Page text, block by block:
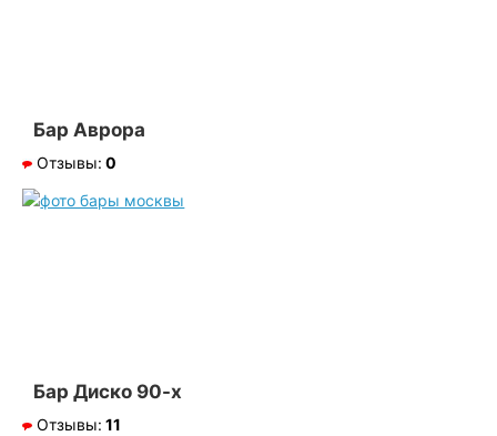
Бар Аврора
Отзывы: 0
Бар Диско 90-х
Отзывы: 11